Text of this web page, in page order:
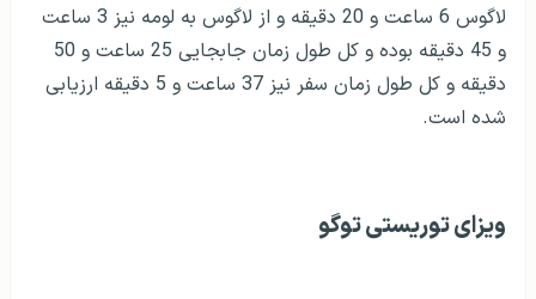
لاگوس 6 ساعت و 20 دقیقه و از لاگوس به لومه نیز 3 ساعت
و 45 دقیقه بوده و کل طول زمان جابجایی 25 ساعت و 50
دقیقه و کل طول زمان سفر نیز 37 ساعت و 5 دقیقه ارزیابی
شده است.
ویزای توریستی توگو